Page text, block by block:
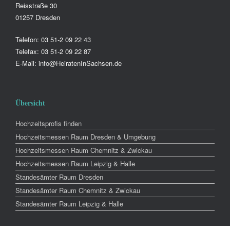
Reisstraße 30
01257 Dresden
Telefon: 03 51-2 09 22 43
Telefax: 03 51-2 09 22 87
E-Mail: info@HeiratenInSachsen.de
Übersicht
Hochzeitsprofis finden
Hochzeitsmessen Raum Dresden & Umgebung
Hochzeitsmessen Raum Chemnitz & Zwickau
Hochzeitsmessen Raum Leipzig & Halle
Standesämter Raum Dresden
Standesämter Raum Chemnitz & Zwickau
Standesämter Raum Leipzig & Halle